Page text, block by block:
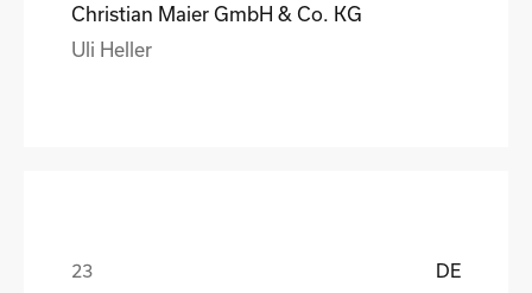
Christian Maier GmbH & Co. KG
Uli Heller
DE